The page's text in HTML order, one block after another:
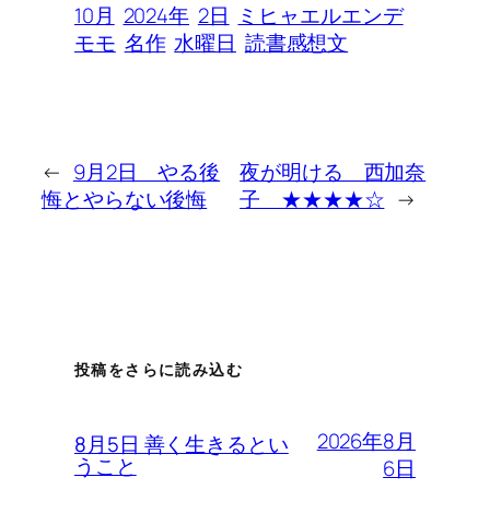
10月 2024年 2日 ミヒャエルエンデ
モモ 名作 水曜日 読書感想文
← 9月2日 やる後
悔とやらない後悔
夜が明ける 西加奈
子 ★★★★☆ →
投稿をさらに読み込む
8月5日 善く生きるとい
うこと
2026年8月
6日